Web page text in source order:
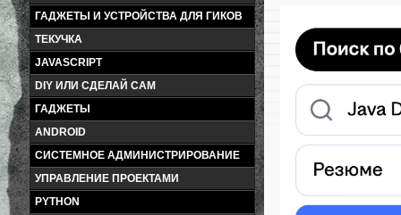
ГАДЖЕТЫ И УСТРОЙСТВА ДЛЯ ГИКОВ
ТЕКУЧКА
JAVASCRIPT
DIY ИЛИ СДЕЛАЙ САМ
ГАДЖЕТЫ
ANDROID
СИСТЕМНОЕ АДМИНИСТРИРОВАНИЕ
УПРАВЛЕНИЕ ПРОЕКТАМИ
PYTHON